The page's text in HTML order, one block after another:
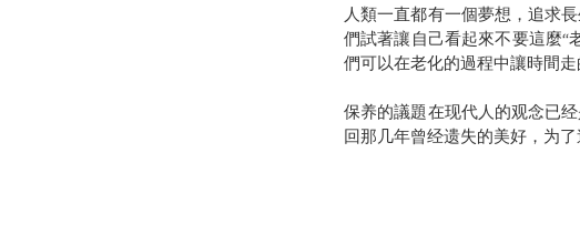
人類一直都有一個夢想，追求
們試著讓自己看起來不要這麼“
們可以在老化的過程中讓時間
保养的議題在现代人的观念已
回那几年曾经遗失的美好，为